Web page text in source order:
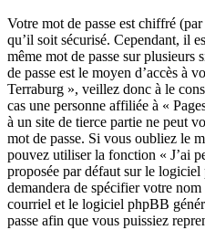
Votre mot de passe est chiffré
qu’il soit sécurisé. Cependant, il
même mot de passe sur plusieurs
de passe est le moyen d’accès à
Terraburg », veillez donc à le
cas une personne affiliée à «
à un site de tierce partie ne peut
mot de passe. Si vous oubliez le
pouvez utiliser la fonction « J’ai
proposée par défaut sur le
demandera de spécifier votre
courriel et le logiciel phpBB
passe afin que vous puissiez